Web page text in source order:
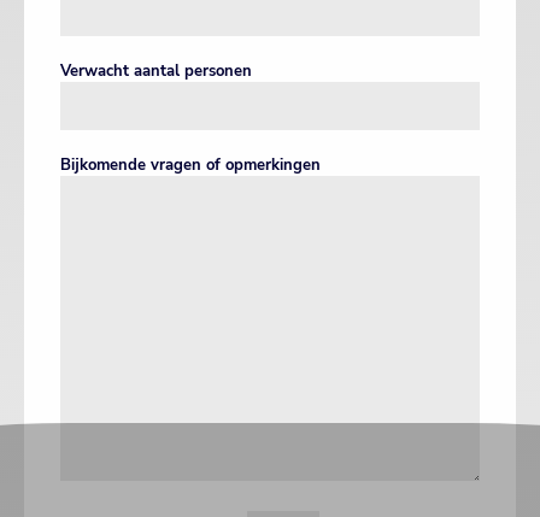
Verwacht aantal personen
Bijkomende vragen of opmerkingen